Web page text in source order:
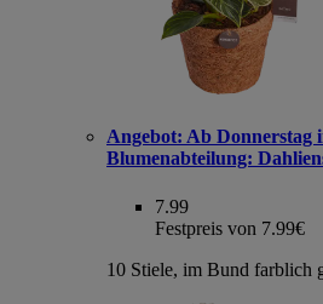
Angebot: Ab Donnerstag
Blumenabteilung:
7.99
Festpreis von 7.99€
10 Stiele, im Bund farblich